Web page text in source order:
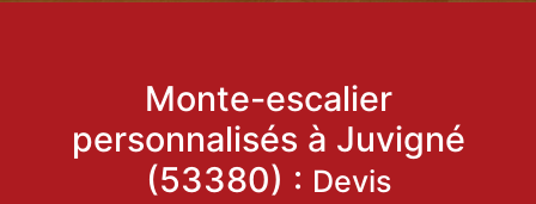
Monte-escalier
personnalisés à Juvigné
(53380) : Devis